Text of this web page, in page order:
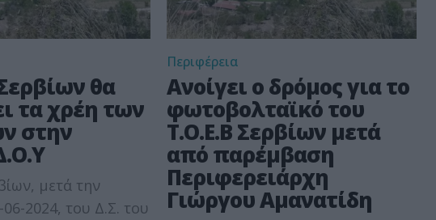
θα
τα χρέη των
στην
μετά την
2024, του Δ.Σ. του
Περιφέρεια
Ανοίγει ο δρόμος για το
φωτοβολταϊκό του
Τ.Ο.Ε.Β Σερβίων μετά
από παρέμβαση
Περιφερειάρχη
Γιώργου Αμανατίδη